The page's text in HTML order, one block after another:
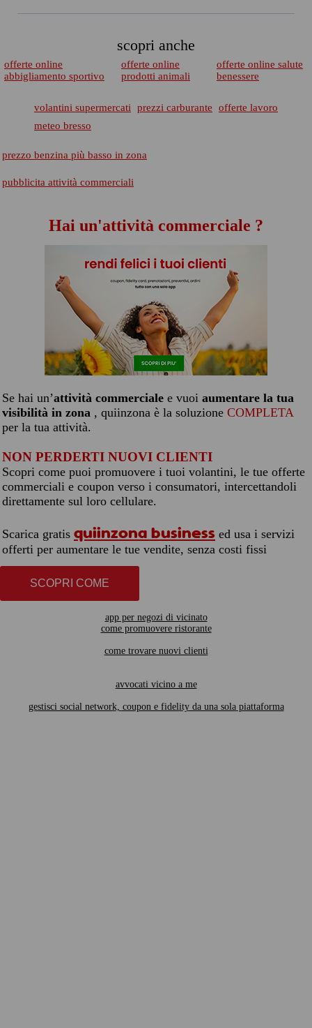
scopri anche
offerte online
abbigliamento sportivo
offerte online
prodotti animali
offerte online salute
benessere
volantini supermercati prezzi carburante
offerte lavoro
meteo bresso
prezzo benzina più basso in zona
pubblicita attività commerciali
Hai un'attività commerciale ?
Se hai un’attività commerciale e vuoi aumentare la tua
visibilità in zona , quiinzona è la soluzione COMPLETA
per la tua attività.
NON PERDERTI NUOVI CLIENTI
Scopri come puoi promuovere i tuoi volantini, le tue offerte
commerciali e coupon verso i consumatori, intercettandoli
direttamente sul loro cellulare.
Scarica gratis quiinzona business ed usa i servizi
offerti per aumentare le tue vendite, senza costi fissi
SCOPRI COME
app per negozi di vicinato
come promuovere ristorante
come trovare nuovi clienti
avvocati vicino a me
gestisci social network, coupon e fidelity da una sola piattaforma